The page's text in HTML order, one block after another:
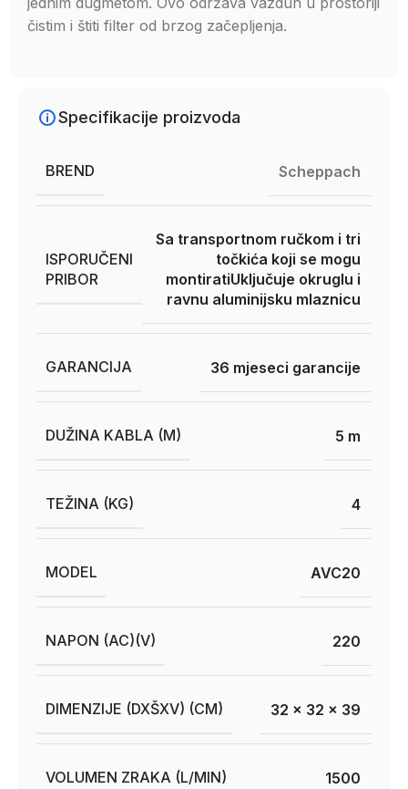
čistim i štiti filter od brzog začepljenja.
Specifikacije proizvoda
BREND Scheppach
ISPORUČENI
PRIBOR
Sa transportnom ručkom i tri
točkića koji se mogu
montiratiUključuje okruglu i
ravnu aluminijsku mlaznicu
GARANCIJA 36 mjeseci garancije
DUŽINA KABLA (M) 5 m
TEŽINA (KG) 4
MODEL AVC20
NAPON (AC)(V) 220
DIMENZIJE (DXŠXV) (CM) 32 x 32 x 39
VOLUMEN ZRAKA (L/MIN) 1500